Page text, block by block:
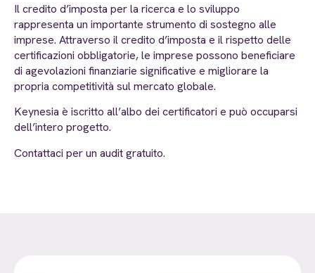
Il credito d’imposta per la ricerca e lo sviluppo
rappresenta un importante strumento di sostegno alle
imprese. Attraverso il credito d’imposta e il rispetto delle
certificazioni obbligatorie, le imprese possono beneficiare
di agevolazioni finanziarie significative e migliorare la
propria competitività sul mercato globale.
Keynesia è iscritto all’albo dei certificatori e può occuparsi
dell’intero progetto.
Contattaci per un audit gratuito.